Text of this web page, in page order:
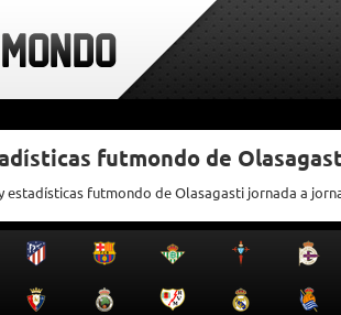
futmondo de
estadísticas futmondo de Olasagasti jornada a